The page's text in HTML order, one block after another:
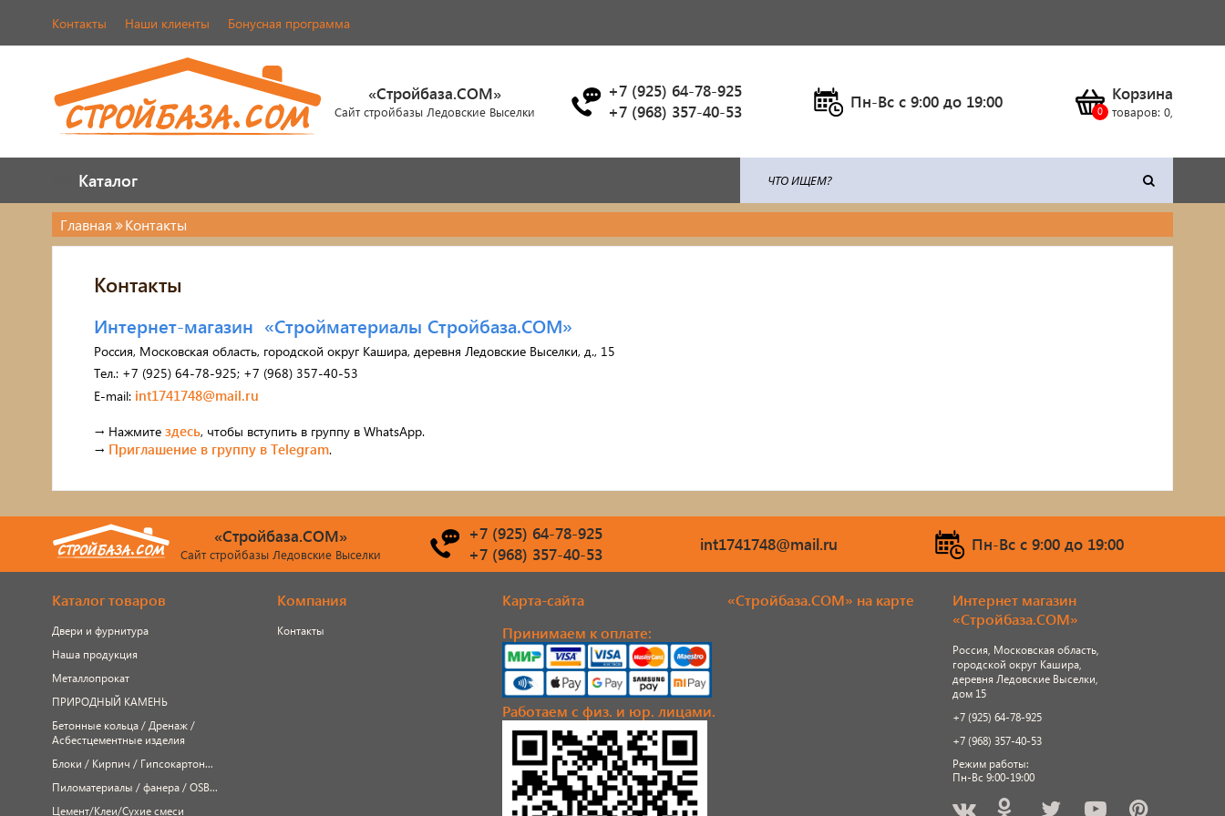
Контакты Наши клиенты Бонусная программа
«Стройбаза.COM»
Сайт стройбазы Ледовские Выселки
+7 (925) 64-78-925
+7 (968) 357-40-53
Пн-Вс c 9:00 до 19:00 Корзина
товаров: 0,
Каталог
Каталог
Двери и фурнитура
Наша продукция
Металлопрокат
Фасады AMK
Блоки / Кирпич / Гипсокартон...
Цемент/Клеи/Сухие смеси
Утеплитель
Кровля: поликарбонат / профлист /
Элементы ковки
Лакокрасочные материалы
Метизы
ПрофКрепеж
Печи для бани, отопления,
сопутствующие товары
Брусчатка/Тротуарная плитка
Наружная отделка: сайдинг/
фасадные панели/плитка/черепица
Сетка
Садовая и дачная техника
Свайный фундамент
Климатическое оборудование
Пароизоляция, пленки, мембраны,
рубероид
Подвесные кресла
Ламинат
Главная Контакты
Контакты
Интернет-магазин «Стройматериалы Стройбаза.COM»
Россия, Московская область, городской округ Кашира, деревня Ледовские Выселки, д., 15
Тел.: +7 (925) 64-78-925; +7 (968) 357-40-53
E-mail: int1741748@mail.ru
‎→ Нажмите здесь, чтобы вступить в группу в WhatsApp.
→ Приглашение в группу в Telegram.
«Стройбаза.COM»
Сайт стройбазы Ледовские Выселки
+7 (925) 64-78-925
+7 (968) 357-40-53
int1741748@mail.ru Пн-Вс c 9:00 до 19:00
Каталог товаров
Двери и фурнитура
Наша продукция
Металлопрокат
ПРИРОДНЫЙ КАМЕНЬ
Бетонные кольца / Дренаж /
Асбестцементные изделия
Блоки / Кирпич / Гипсокартон...
Пиломатериалы / фанера / OSB...
Цемент/Клеи/Сухие смеси
Компания
Контакты
Карта-сайта
Принимаем к оплате:
Работаем с физ. и юр. лицами.
«Стройбаза.COM» на карте
Интернет магазин
«Стройбаза.COM»
Россия, Московская область,
городской округ Кашира,
деревня Ледовские Выселки,
дом 15
+7 (925) 64-78-925
+7 (968) 357-40-53
Режим работы:
Пн-Вс 9:00-19:00